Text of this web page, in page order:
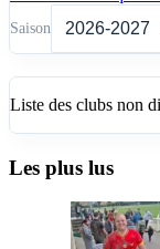
Saison
Liste des clubs non
Les plus lus